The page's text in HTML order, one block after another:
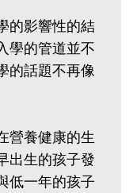
的影響性的結
學的管道並不
的話題不再像
營養健康的生
出生的孩子發
低一年的孩子